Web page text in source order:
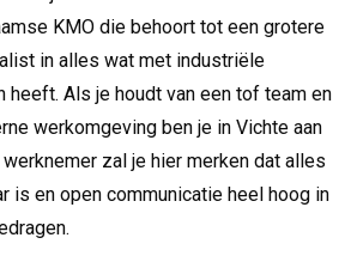
KMO die behoort tot een grotere
in alles wat met industriële
heeft. Als je houdt van een tof team en
werkomgeving ben je in Vichte aan
zal je hier merken dat alles
is en open communicatie heel hoog in